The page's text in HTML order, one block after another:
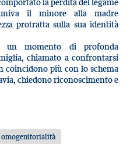
il minore alla madre
protratta sulla sua identità
momento di profonda
chiamato a confrontarsi
coincidono più con lo schema
chiedono riconoscimento e
omogenitorialità